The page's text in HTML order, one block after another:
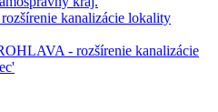
kanalizácie lokality
- rozšírenie kanalizácie